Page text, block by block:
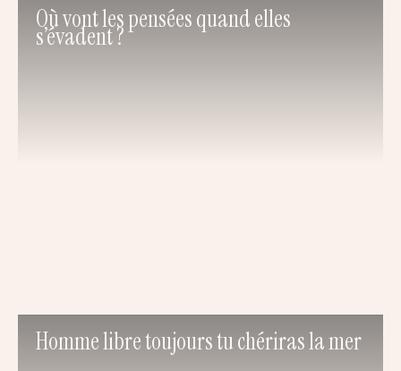
Où vont les pensées quand elles
s’évadent ?
Homme libre toujours tu chériras la mer